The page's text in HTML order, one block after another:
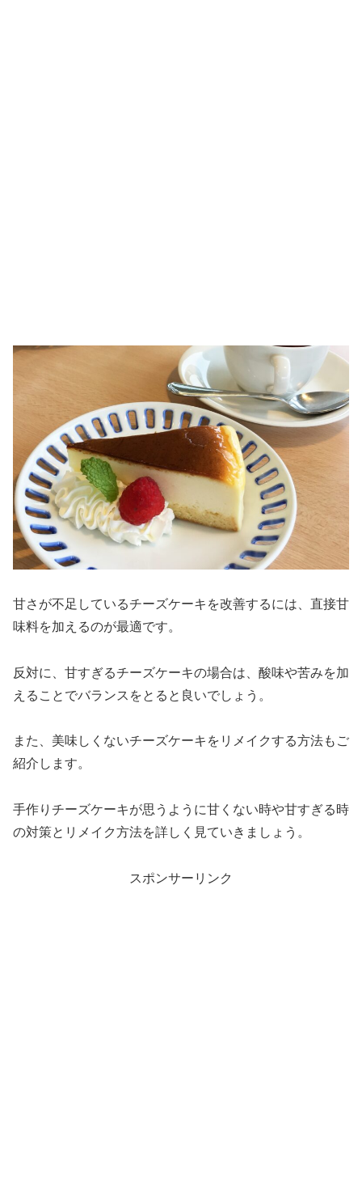
甘さが不足しているチーズケーキを改善するには、直接甘
味料を加えるのが最適です。
反対に、甘すぎるチーズケーキの場合は、酸味や苦みを加
えることでバランスをとると良いでしょう。
また、美味しくないチーズケーキをリメイクする方法もご
紹介します。
手作りチーズケーキが思うように甘くない時や甘すぎる時
の対策とリメイク方法を詳しく見ていきましょう。
スポンサーリンク